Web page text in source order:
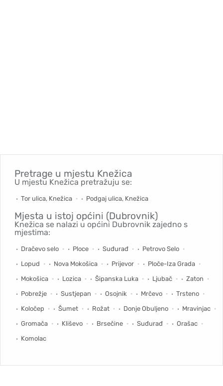
Pretrage u mjestu Knežica
U mjestu Knežica pretražuju se:
Tor ulica, Knežica Podgaj ulica, Knežica
Mjesta u istoj općini (Dubrovnik)
Knežica se nalazi u općini Dubrovnik zajedno s
mjestima:
Dračevo selo Ploce Suđurađ
Petrovo Selo
Lopud
Nova Mokošica Prijevor
Ploče-Iza Grada
Mokošica
Lozica Šipanska Luka Ljubač
Zaton
Pobrežje
Sustjepan Osojnik Mrčevo
Trsteno
Koločep
Šumet Rožat Donje Obuljeno
Mravinjac
Gromača
Kliševo Brsečine Suđurađ
Orašac
Komolac